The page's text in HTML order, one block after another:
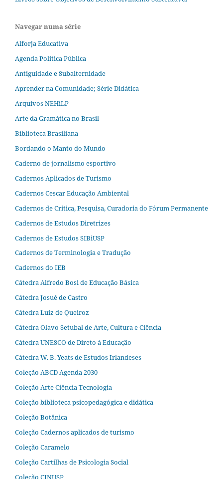
Navegar numa série
Alforja Educativa
Agenda Política Pública
Antiguidade e Subalternidade
Aprender na Comunidade; Série Didática
Arquivos NEHiLP
Arte da Gramática no Brasil
Biblioteca Brasiliana
Bordando o Manto do Mundo
Caderno de jornalismo esportivo
Cadernos Aplicados de Turismo
Cadernos Cescar Educação Ambiental
Cadernos de Crítica, Pesquisa, Curadoria do Fórum Permanente
Cadernos de Estudos Diretrizes
Cadernos de Estudos SIBiUSP
Cadernos de Terminologia e Tradução
Cadernos do IEB
Cátedra Alfredo Bosi de Educação Básica
Cátedra Josué de Castro
Cátedra Luiz de Queiroz
Cátedra Olavo Setubal de Arte, Cultura e Ciência
Cátedra UNESCO de Direto à Educação
Cátedra W. B. Yeats de Estudos Irlandeses
Coleção ABCD Agenda 2030
Coleção Arte Ciência Tecnologia
Coleção biblioteca psicopedagógica e didática
Coleção Botânica
Coleção Cadernos aplicados de turismo
Coleção Caramelo
Coleção Cartilhas de Psicologia Social
Coleção CINUSP